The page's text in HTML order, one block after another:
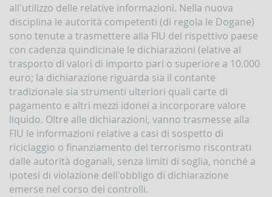
all'utilizzo delle relative informazioni. Nella nuova
disciplina le autorità competenti (di regola le Dogane)
sono tenute a trasmettere alla FIU del rispettivo paese
con cadenza quindicinale le dichiarazioni (elative al
trasporto di valori di importo pari o superiore a 10.000
euro; la dichiarazione riguarda sia il contante
tradizionale sia strumenti ulteriori quali carte di
pagamento e altri mezzi idonei a incorporare valore
liquido. Oltre alle dichiarazioni, vanno trasmesse alla
FIU le informazioni relative a casi di sospetto di
riciclaggio o finanziamento del terrorismo riscontrati
dalle autorità doganali, senza limiti di soglia, nonché a
ipotesi di violazione dell'obbligo di dichiarazione
emerse nel corso dei controlli.